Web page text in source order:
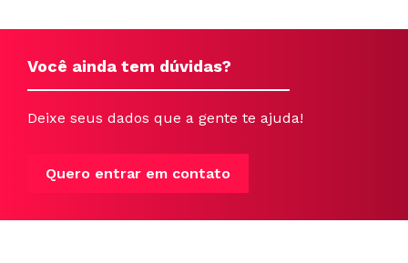
Você ainda tem dúvidas?
Deixe seus dados que a gente te ajuda!
Quero entrar em contato